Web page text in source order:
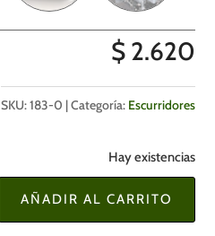
$2.620
SKU:183-0 Categoría: Escurridores
Hay existencias
AÑADIR AL CARRITO